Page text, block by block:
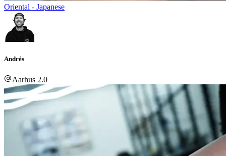
Oriental - Japanese
Andrés
Aarhus 2.0